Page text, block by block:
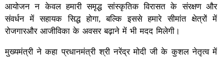
आयोजन न केवल हमारी समृद्ध सांस्कृतिक विरासत के संरक्षण और
संवर्धन में सहायक सिद्ध होगा, बल्कि इससे हमारे सीमांत क्षेत्रों में
रोजगारऔर आजीविका के अवसर बढ़ाने में भी मदद मिलेगी।
मुख्यमंत्री ने कहा प्रधानमंत्री श्री नरेंद्र मोदी जी के कुशल नेतृत्व में